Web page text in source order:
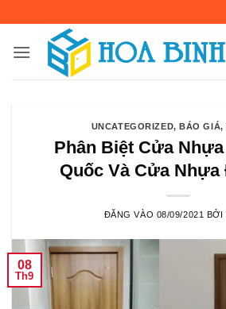
nội
UNCATEGORIZED,BÁO GIÁ,
Phân Biệt Cửa
Quốc Và Cửa Nhựa
ĐĂNG VÀO 08/09/2021 BỞI
08
Th9